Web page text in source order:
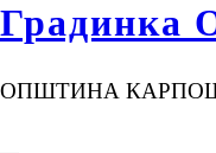
Градинка
ОПШТИНА